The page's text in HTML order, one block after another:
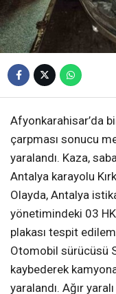
Afyonkarahisar’da
çarpması sonucu
yaralandı. Kaza,
Antalya karayolu
Olayda, Antalya
yönetimindeki 03
plakası tespit
Otomobil sürücüsü
kaybederek
yaralandı. Ağır